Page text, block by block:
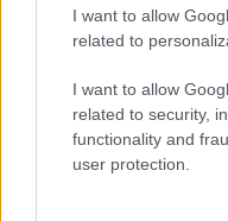
I want to allow
related to
I want to allow
related to security,
functionality and
user protection.